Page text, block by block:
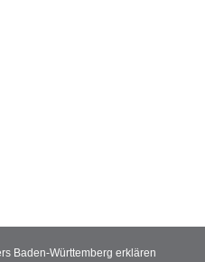
Baden-Württemberg erklären